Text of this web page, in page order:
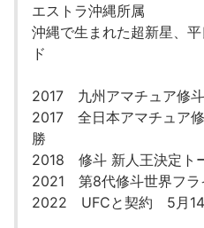
エストラ沖縄所属
沖縄で生まれた超新星、
ド
2017 九州アマチュア修
2017 全日本アマチュア
勝
2018 修斗 新人王決定ト
2021 第8代修斗世界フラ
2022 UFCと契約 5月14